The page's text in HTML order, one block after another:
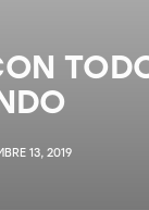
13, 2019